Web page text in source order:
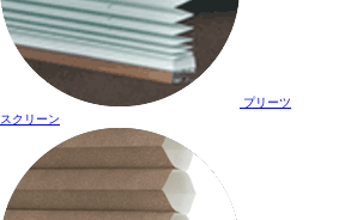
プリーツ
スクリーン